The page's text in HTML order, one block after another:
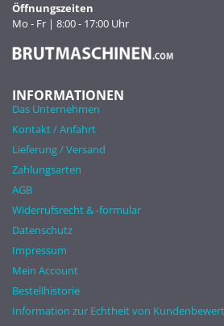
Öffnungszeiten
Mo - Fr | 8:00 - 17:00 Uhr
INFORMATIONEN
Das Unternehmen
Kontakt / Anfahrt
Lieferung / Versand
Zahlungsarten
AGB
Widerrufsrecht & -formular
Datenschutz
Impressum
Mein Account
Bestellhistorie
Information zur Echtheit von